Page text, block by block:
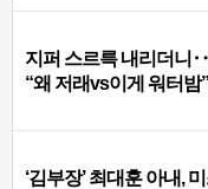
지퍼 스르륵 내리더니
“왜 저래vs이게 워터밤
‘김부장’ 최대훈 아내,